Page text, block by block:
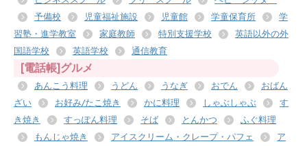
予備校
児童福祉施設 児童館 学童保育所
学
習塾・進学教室
家庭教師 特別支援学校
英語以外の外
国語学校
英語学校 通信教育
[電話帳]グルメ
あんこう料理 うどん うなぎ おでん
おばん
ざい
お好み/たこ焼き かに料理 しゃぶしゃぶ
す
き焼き
すっぽん料理 そば とんかつ
ふぐ料理
もんじゃ焼き
アイスクリーム・クレープ・パフェ
ア